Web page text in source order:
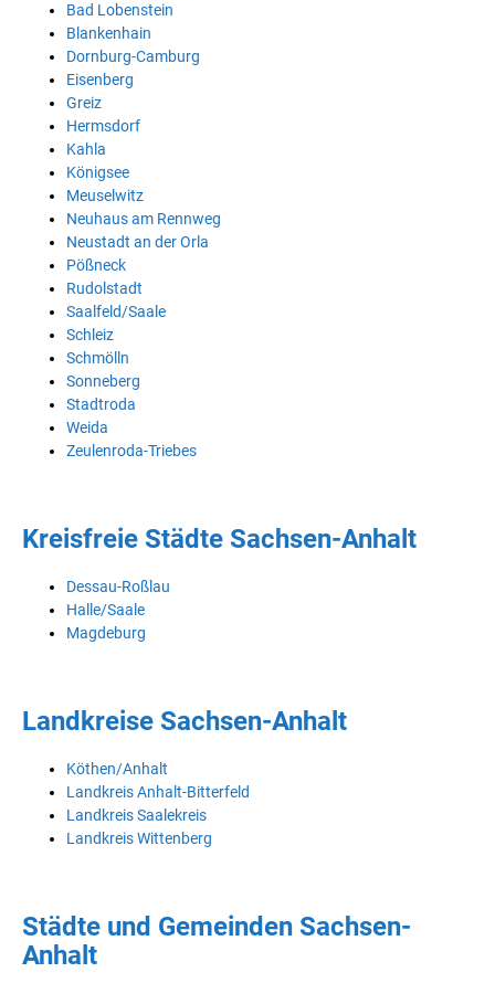
Bad Lobenstein
Blankenhain
Dornburg-Camburg
Eisenberg
Greiz
Hermsdorf
Kahla
Königsee
Meuselwitz
Neuhaus am Rennweg
Neustadt an der Orla
Pößneck
Rudolstadt
Saalfeld/Saale
Schleiz
Schmölln
Sonneberg
Stadtroda
Weida
Zeulenroda-Triebes
Kreisfreie Städte Sachsen-Anhalt
Dessau-Roßlau
Halle/Saale
Magdeburg
Landkreise Sachsen-Anhalt
Köthen/Anhalt
Landkreis Anhalt-Bitterfeld
Landkreis Saalekreis
Landkreis Wittenberg
Städte und Gemeinden Sachsen-
Anhalt